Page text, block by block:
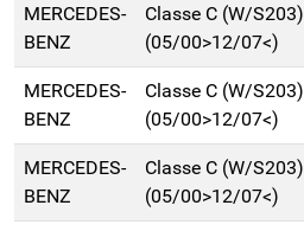
MERCEDES-
BENZ
Classe C (W/S203)
(05/00>12/07<)
MERCEDES-
BENZ
Classe C (W/S203)
(05/00>12/07<)
MERCEDES-
BENZ
Classe C (W/S203)
(05/00>12/07<)